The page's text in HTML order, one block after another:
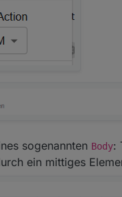
sogenannten Body:
ein mittiges